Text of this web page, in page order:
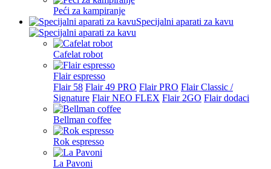
Peći za kampiranje
Specijalni aparati za kavu
Cafelat robot
Flair espresso
Flair 58 Flair 49 PRO Flair PRO Flair Classic /
Signature Flair NEO FLEX Flair 2GO Flair dodaci
Bellman coffee
Rok espresso
La Pavoni